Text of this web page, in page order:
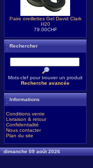
Paire oreillettes Gel David Clark
H20
79.00CHF
Rechercher
Mots-clef pour trouver un produit
Recherche avancée
Informations
Conditions vente
Livraison & retour
Confidentialité
Nous contacter
Plan du site
dimanche 09 août 2026